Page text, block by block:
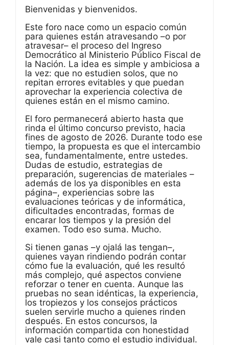
Bienvenidas y bienvenidos.
Este foro nace como un espacio común
para quienes están atravesando –o por
atravesar– el proceso del Ingreso
Democrático al Ministerio Público Fiscal de
la Nación. La idea es simple y ambiciosa a
la vez: que no estudien solos, que no
repitan errores evitables y que puedan
aprovechar la experiencia colectiva de
quienes están en el mismo camino.
El foro permanecerá abierto hasta que
rinda el último concurso previsto, hacia
fines de agosto de 2026. Durante todo ese
tiempo, la propuesta es que el intercambio
sea, fundamentalmente, entre ustedes.
Dudas de estudio, estrategias de
preparación, sugerencias de materiales –
además de los ya disponibles en esta
página–, experiencias sobre las
evaluaciones teóricas y de informática,
dificultades encontradas, formas de
encarar los tiempos y la presión del
examen. Todo eso suma. Mucho.
Si tienen ganas –y ojalá las tengan–,
quienes vayan rindiendo podrán contar
cómo fue la evaluación, qué les resultó
más complejo, qué aspectos conviene
reforzar o tener en cuenta. Aunque las
pruebas no sean idénticas, la experiencia,
los tropiezos y los consejos prácticos
suelen servirle mucho a quienes rinden
después. En estos concursos, la
información compartida con honestidad
vale casi tanto como el estudio individual.